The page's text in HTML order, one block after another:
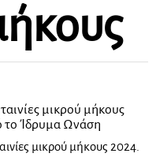
μικρού μήκους
το Ίδρυμα Ωνάση
μικρού μήκους 2024.